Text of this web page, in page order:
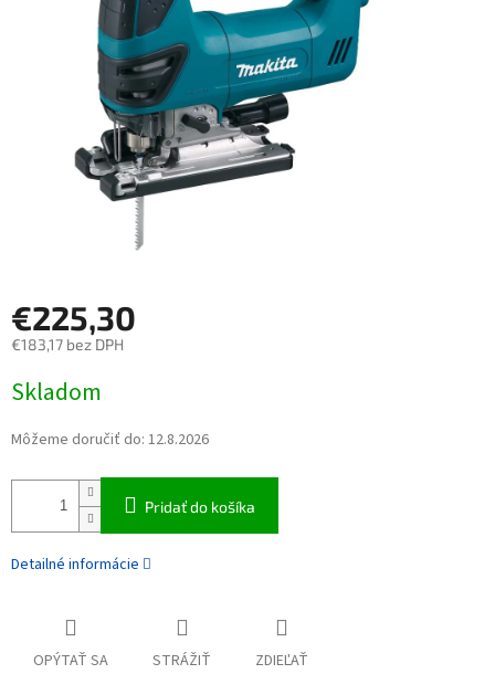
€225,30
€183,17 bez DPH
Skladom
Môžeme doručiť do: 12.8.2026
Pridať do košíka
Detailné informácie
OPÝTAŤ SA STRÁŽIŤ ZDIEĽAŤ